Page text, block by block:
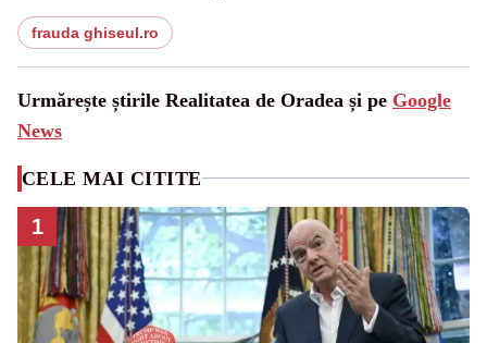
frauda ghiseul.ro
Urmărește știrile Realitatea de Oradea și pe Google
News
CELE MAI CITITE
1